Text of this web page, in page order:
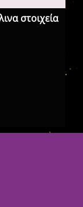
στοιχεία